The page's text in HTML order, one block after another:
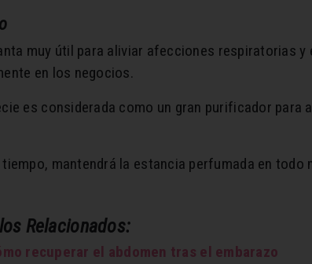
muy útil para aliviar afecciones respiratorias
en los negocios.
es considerada como un gran purificador
mantendrá la estancia perfumada en todo
Relacionados:
recuperar el abdomen tras el embarazo